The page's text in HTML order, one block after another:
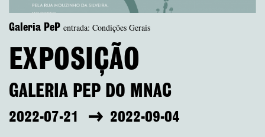
Galeria PeP entrada: Condições Gerais
EXPOSIÇÃO
GALERIA PEP DO MNAC
2022-07-21 2022-09-04